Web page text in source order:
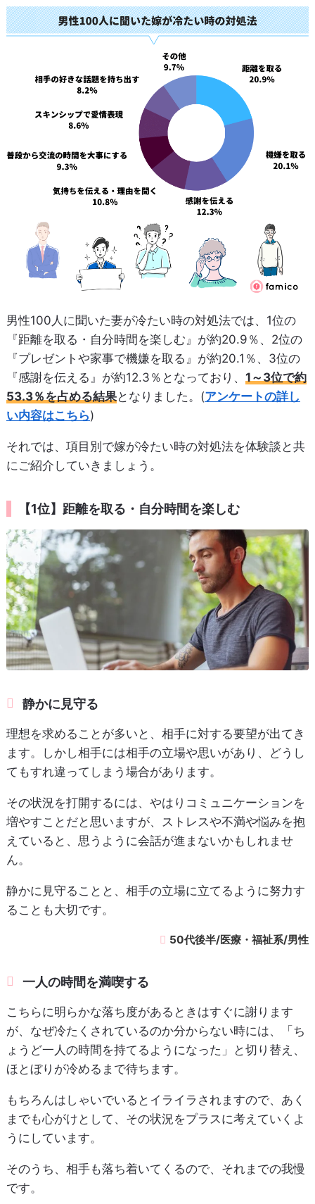
男性100人に聞いた妻が冷たい時の対処法では、1位の
『距離を取る・自分時間を楽しむ』が約20.9％、2位の
『プレゼントや家事で機嫌を取る』が約20.1％、3位の
『感謝を伝える』が約12.3％となっており、 1～3位で約
53.3％を占める結果となりました。(アンケートの詳し
い内容はこちら)
それでは、項目別で嫁が冷たい時の対処法を体験談と共
にご紹介していきましょう。
【1位】距離を取る・自分時間を楽しむ
静かに見守る
理想を求めることが多いと、相手に対する要望が出てき
ます。しかし相手には相手の立場や思いがあり、どうし
てもすれ違ってしまう場合があります。
その状況を打開するには、やはりコミュニケーションを
増やすことだと思いますが、ストレスや不満や悩みを抱
えていると、思うように会話が進まないかもしれませ
ん。
静かに見守ることと、相手の立場に立てるように努力す
ることも大切です。
50代後半/医療・福祉系/男性
一人の時間を満喫する
こちらに明らかな落ち度があるときはすぐに謝ります
が、なぜ冷たくされているのか分からない時には、「ち
ょうど一人の時間を持てるようになった」と切り替え、
ほとぼりが冷めるまで待ちます。
もちろんはしゃいでいるとイライラされますので、あく
までも心がけとして、その状況をプラスに考えていくよ
うにしています。
そのうち、相手も落ち着いてくるので、それまでの我慢
です。